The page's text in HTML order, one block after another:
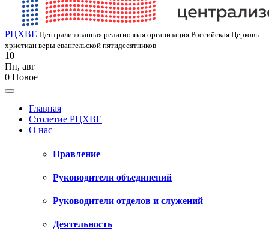
РЦХВЕ Централизованная религиозная организация Российская Церковь
христиан веры евангельской пятидесятников
10
Пн, авг
0 Новое
Главная
Столетие РЦХВЕ
О нас
Правление
Руководители объединений
Руководители отделов и служений
Деятельность